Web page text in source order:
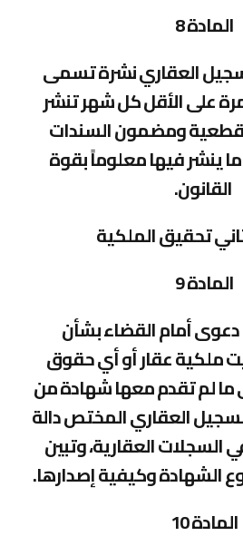
المادة 8
العقاري نشرة تسمى
على الأقل كل شهر تنشر
ومضمون السندات
ينشر فيها معلوماً بقوة
القانون.
تحقيق الملكية
المادة 9
دعوى أمام القضاء بشأن
ملكية عقار أو أي حقوق
ما لم تقدم معها شهادة من
العقاري المختص دالة
السجلات العقارية، وتبين
الشهادة وكيفية إصدارها.
المادة 10